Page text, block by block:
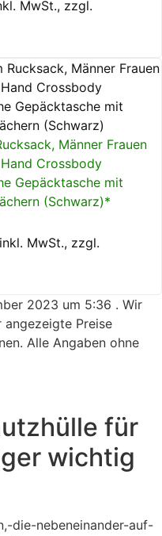
MwSt., zzgl.
Männer Frauen
Crossbody
Gepäcktasche mit
(Schwarz)*
MwSt., zzgl.
2023 um 5:36 . Wir
angezeigte Preise
Alle Angaben ohne
für
wichtig